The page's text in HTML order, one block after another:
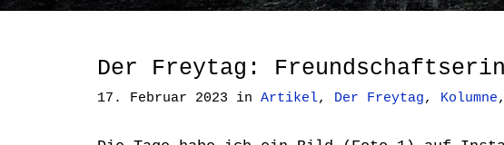
t
Der Freytag:
17. Februar 2023 in Artikel, Der Freytag, Kolumne